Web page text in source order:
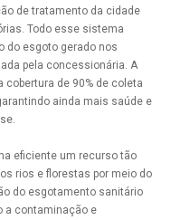
de tratamento da cidade
Todo esse sistema
do esgoto gerado nos
pela concessionária. A
cobertura de 90% de coleta
ainda mais saúde e
eficiente um recurso tão
rios e florestas por meio do
do esgotamento sanitário
a contaminação e